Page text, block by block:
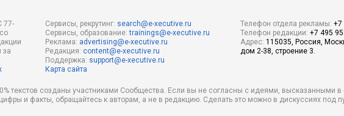
77-
за
Сервисы, рекрутинг: search@e-xecutive.ru
Сервисы, образование:trainings@e-xecutive.ru
Реклама: advertising@e-xecutive.ru
Редакция: content@e-xecutive.ru
Поддержка: support@e-xecutive.ru
Карта сайта
Телефон отдела рекламы: +7
Телефон редакции: +7 495
Адрес: 115035, Россия,
дом 2-38, строение 3.
текстов созданы участниками Сообщества. Если вы не согласны с идеями, высказанными в
цифры и факты, обращайтесь к авторам, а не в редакцию. Сделать это можно в дискуссиях под